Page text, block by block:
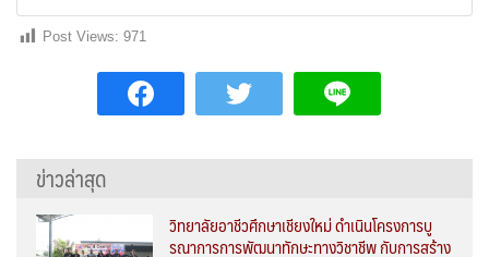
Post Views: 971
ข่าวล่าสุด
วิทยาลัยอาชีวศึกษาเชียงใหม่ ดำเนินโครงการบู
รณาการการพัฒนาทักษะทางวิชาชีพ กับการสร้าง